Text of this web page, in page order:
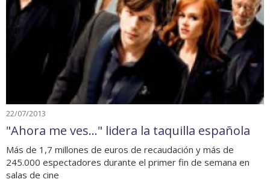
22/07/2013
"Ahora me ves..." lidera la taquilla española
Más de 1,7 millones de euros de recaudación y más de
245.000 espectadores durante el primer fin de semana en
salas de cine